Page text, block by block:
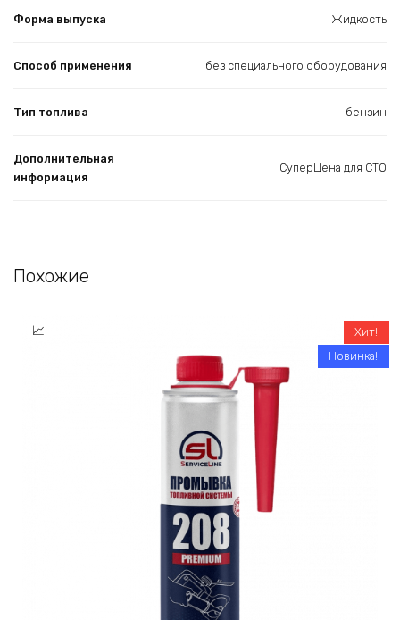
Форма выпуска Жидкость
Способ применения без специального оборудования
Тип топлива бензин
Дополнительная
информация
СуперЦена для СТО
Похожие
Хит!
Новинка!